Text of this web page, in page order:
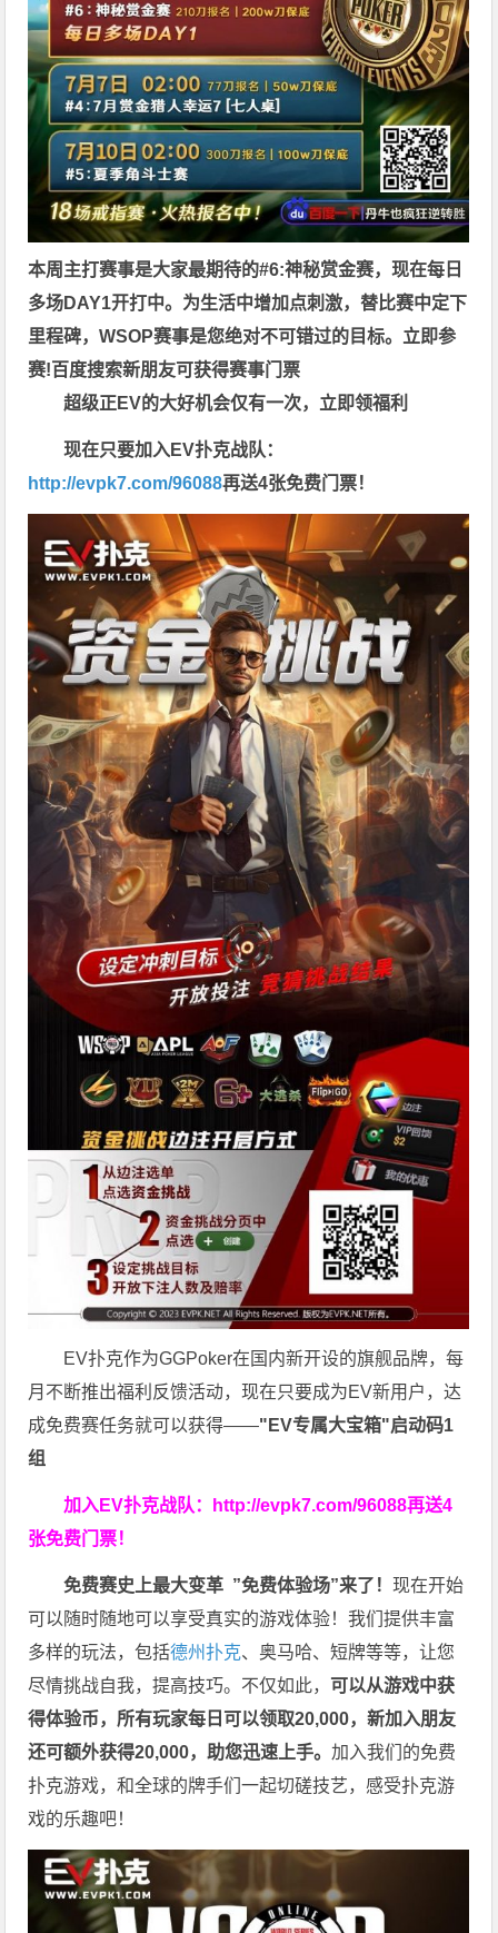
本周主打赛事是大家最期待的#6:神秘赏金赛，现在每日
多场DAY1开打中。为生活中增加点刺激，替比赛中定下
里程碑，WSOP赛事是您绝对不可错过的目标。 立即参
赛!百度搜索新朋友可获得赛事门票
超级正EV的大好机会仅有一次，立即领福利
现在只要加入EV扑克战队：
http://evpk7.com/96088再送4张免费门票！
EV扑克作为GGPoker在国内新开设的旗舰品牌，每
月不断推出福利反馈活动，现在只要成为EV新用户，达
成免费赛任务就可以获得——"EV专属大宝箱"启动码1
组
加入EV扑克战队： http://evpk7.com/96088再送4
张免费门票！
免费赛史上最大变革 ”免费体验场”来了！现在开始
可以随时随地可以享受真实的游戏体验！我们提供丰富
多样的玩法，包括德州扑克、奥马哈、短牌等等，让您
尽情挑战自我，提高技巧。不仅如此， 可以从游戏中获
得体验币，所有玩家每日可以领取20,000，新加入朋友
还可额外获得20,000，助您迅速上手。加入我们的免费
扑克游戏，和全球的牌手们一起切磋技艺，感受扑克游
戏的乐趣吧！